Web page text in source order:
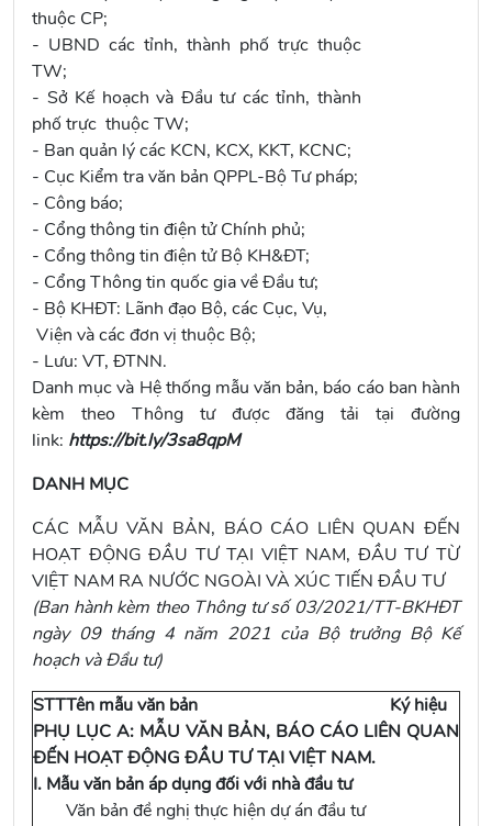
thuộc CP;
- UBND các tỉnh, thành phố trực thuộc
TW;
- Sở Kế hoạch và Đầu tư các tỉnh, thành
phố trực thuộc TW;
- Ban quản lý các KCN, KCX, KKT, KCNC;
- Cục Kiểm tra văn bản QPPL-Bộ Tư pháp;
- Công báo;
- Cổng thông tin điện tử Chính phủ;
- Cổng thông tin điện tử Bộ KH&ĐT;
- Cổng Thông tin quốc gia về Đầu tư;
- Bộ KHĐT: Lãnh đạo Bộ, các Cục, Vụ,
Viện và các đơn vị thuộc Bộ;
- Lưu: VT, ĐTNN.
Danh mục và Hệ thống mẫu văn bản, báo cáo ban hành
kèm theo Thông tư được đăng tải tại đường
link: https://bit.ly/3sa8qpM
DANH MỤC
CÁC MẪU VĂN BẢN, BÁO CÁO LIÊN QUAN ĐẾN
HOẠT ĐỘNG ĐẦU TƯ TẠI VIỆT NAM, ĐẦU TƯ TỪ
VIỆT NAM RA NƯỚC NGOÀI VÀ XÚC TIẾN ĐẦU TƯ
(Ban hành kèm theo Thông tư số 03/2021/TT-BKHĐT
ngày 09 tháng 4 năm 2021 của Bộ trưởng Bộ Kế
hoạch và Đầu tư)
STTTên mẫu văn bản
Ký hiệu
PHỤ LỤC A: MẪU VĂN BẢN, BÁO CÁO LIÊN QUAN
ĐẾN HOẠT ĐỘNG ĐẦU TƯ TẠI VIỆT NAM.
I. Mẫu văn bản áp dụng đối với nhà đầu tư
Văn bản đề nghị thực hiện dự án đầu tư